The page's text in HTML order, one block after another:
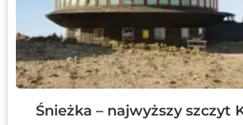
Śnieżka – najwyższy szczyt